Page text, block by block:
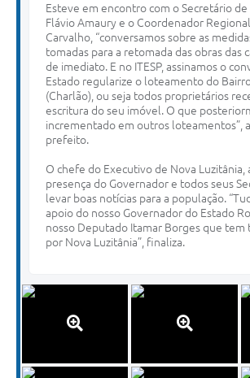
Esteve em encontro com o Secretário de
Flávio Amaury e o Coordenador
Carvalho, “conversamos sobre as
tomadas para a retomada das obras das
de imediato. E no ITESP, assinamos o
Estado regularize o loteamento do
(Charlão), ou seja todos proprietários
escritura do seu imóvel. O que
incrementado em outros loteamentos”,
prefeito.
O chefe do Executivo de Nova Luzitânia,
presença do Governador e todos seus
levar boas notícias para a população.
apoio do nosso Governador do Estado
nosso Deputado Itamar Borges que
por Nova Luzitânia”, finaliza.